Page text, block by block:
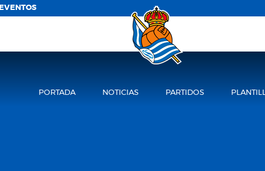
EVENTOS
PORTADA NOTICIAS PARTIDOS